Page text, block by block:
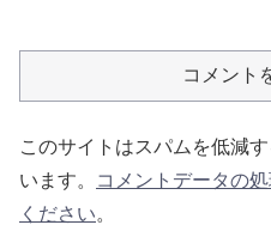
コメント
このサイトはスパムを低減
います。
コメントデータの
ください。